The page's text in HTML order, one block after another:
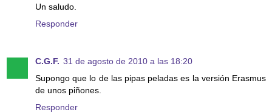
Un saludo.
Responder
C.G.F. 31 de agosto de 2010 a las 18:20
Supongo que lo de las pipas peladas es la versión Erasmus
de unos piñones.
Responder